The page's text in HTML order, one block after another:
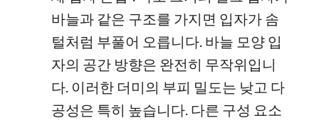
바늘과 같은 구조를 가지면 입자가 솜
털처럼 부풀어 오릅니다. 바늘 모양 입
자의 공간 방향은 완전히 무작위입니
다. 이러한 더미의 부피 밀도는 낮고 다
공성은 특히 높습니다. 다른 구성 요소